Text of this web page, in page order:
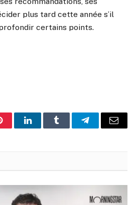
plus tard cette année s’il
certains points.
LinkedInTumblr TelegramEmail